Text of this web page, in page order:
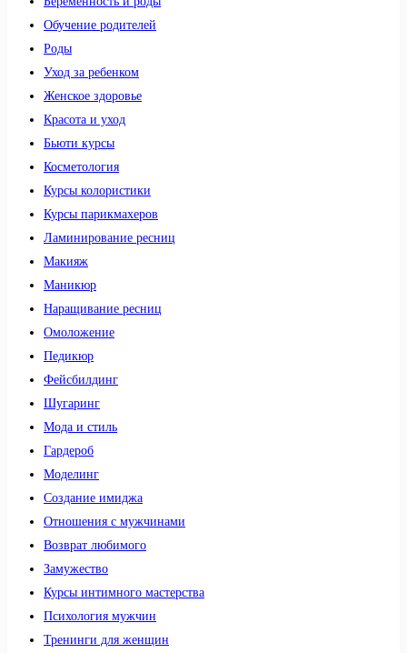
Обучение родителей
Роды
Уход за ребенком
Женское здоровье
Красота и уход
Бьюти курсы
Косметология
Курсы колористики
Курсы парикмахеров
Ламинирование ресниц
Макияж
Маникюр
Наращивание ресниц
Омоложение
Педикюр
Фейсбилдинг
Шугаринг
Мода и стиль
Гардероб
Моделинг
Создание имиджа
Отношения с мужчинами
Возврат любимого
Замужество
Курсы интимного мастерства
Психология мужчин
Тренинги для женщин